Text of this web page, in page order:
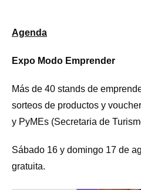
Agenda
Expo Modo Emprender
Más de 40 stands de
sorteos de productos y
y PyMEs (Secretaria de
Sábado 16 y domingo 17 de
gratuita.